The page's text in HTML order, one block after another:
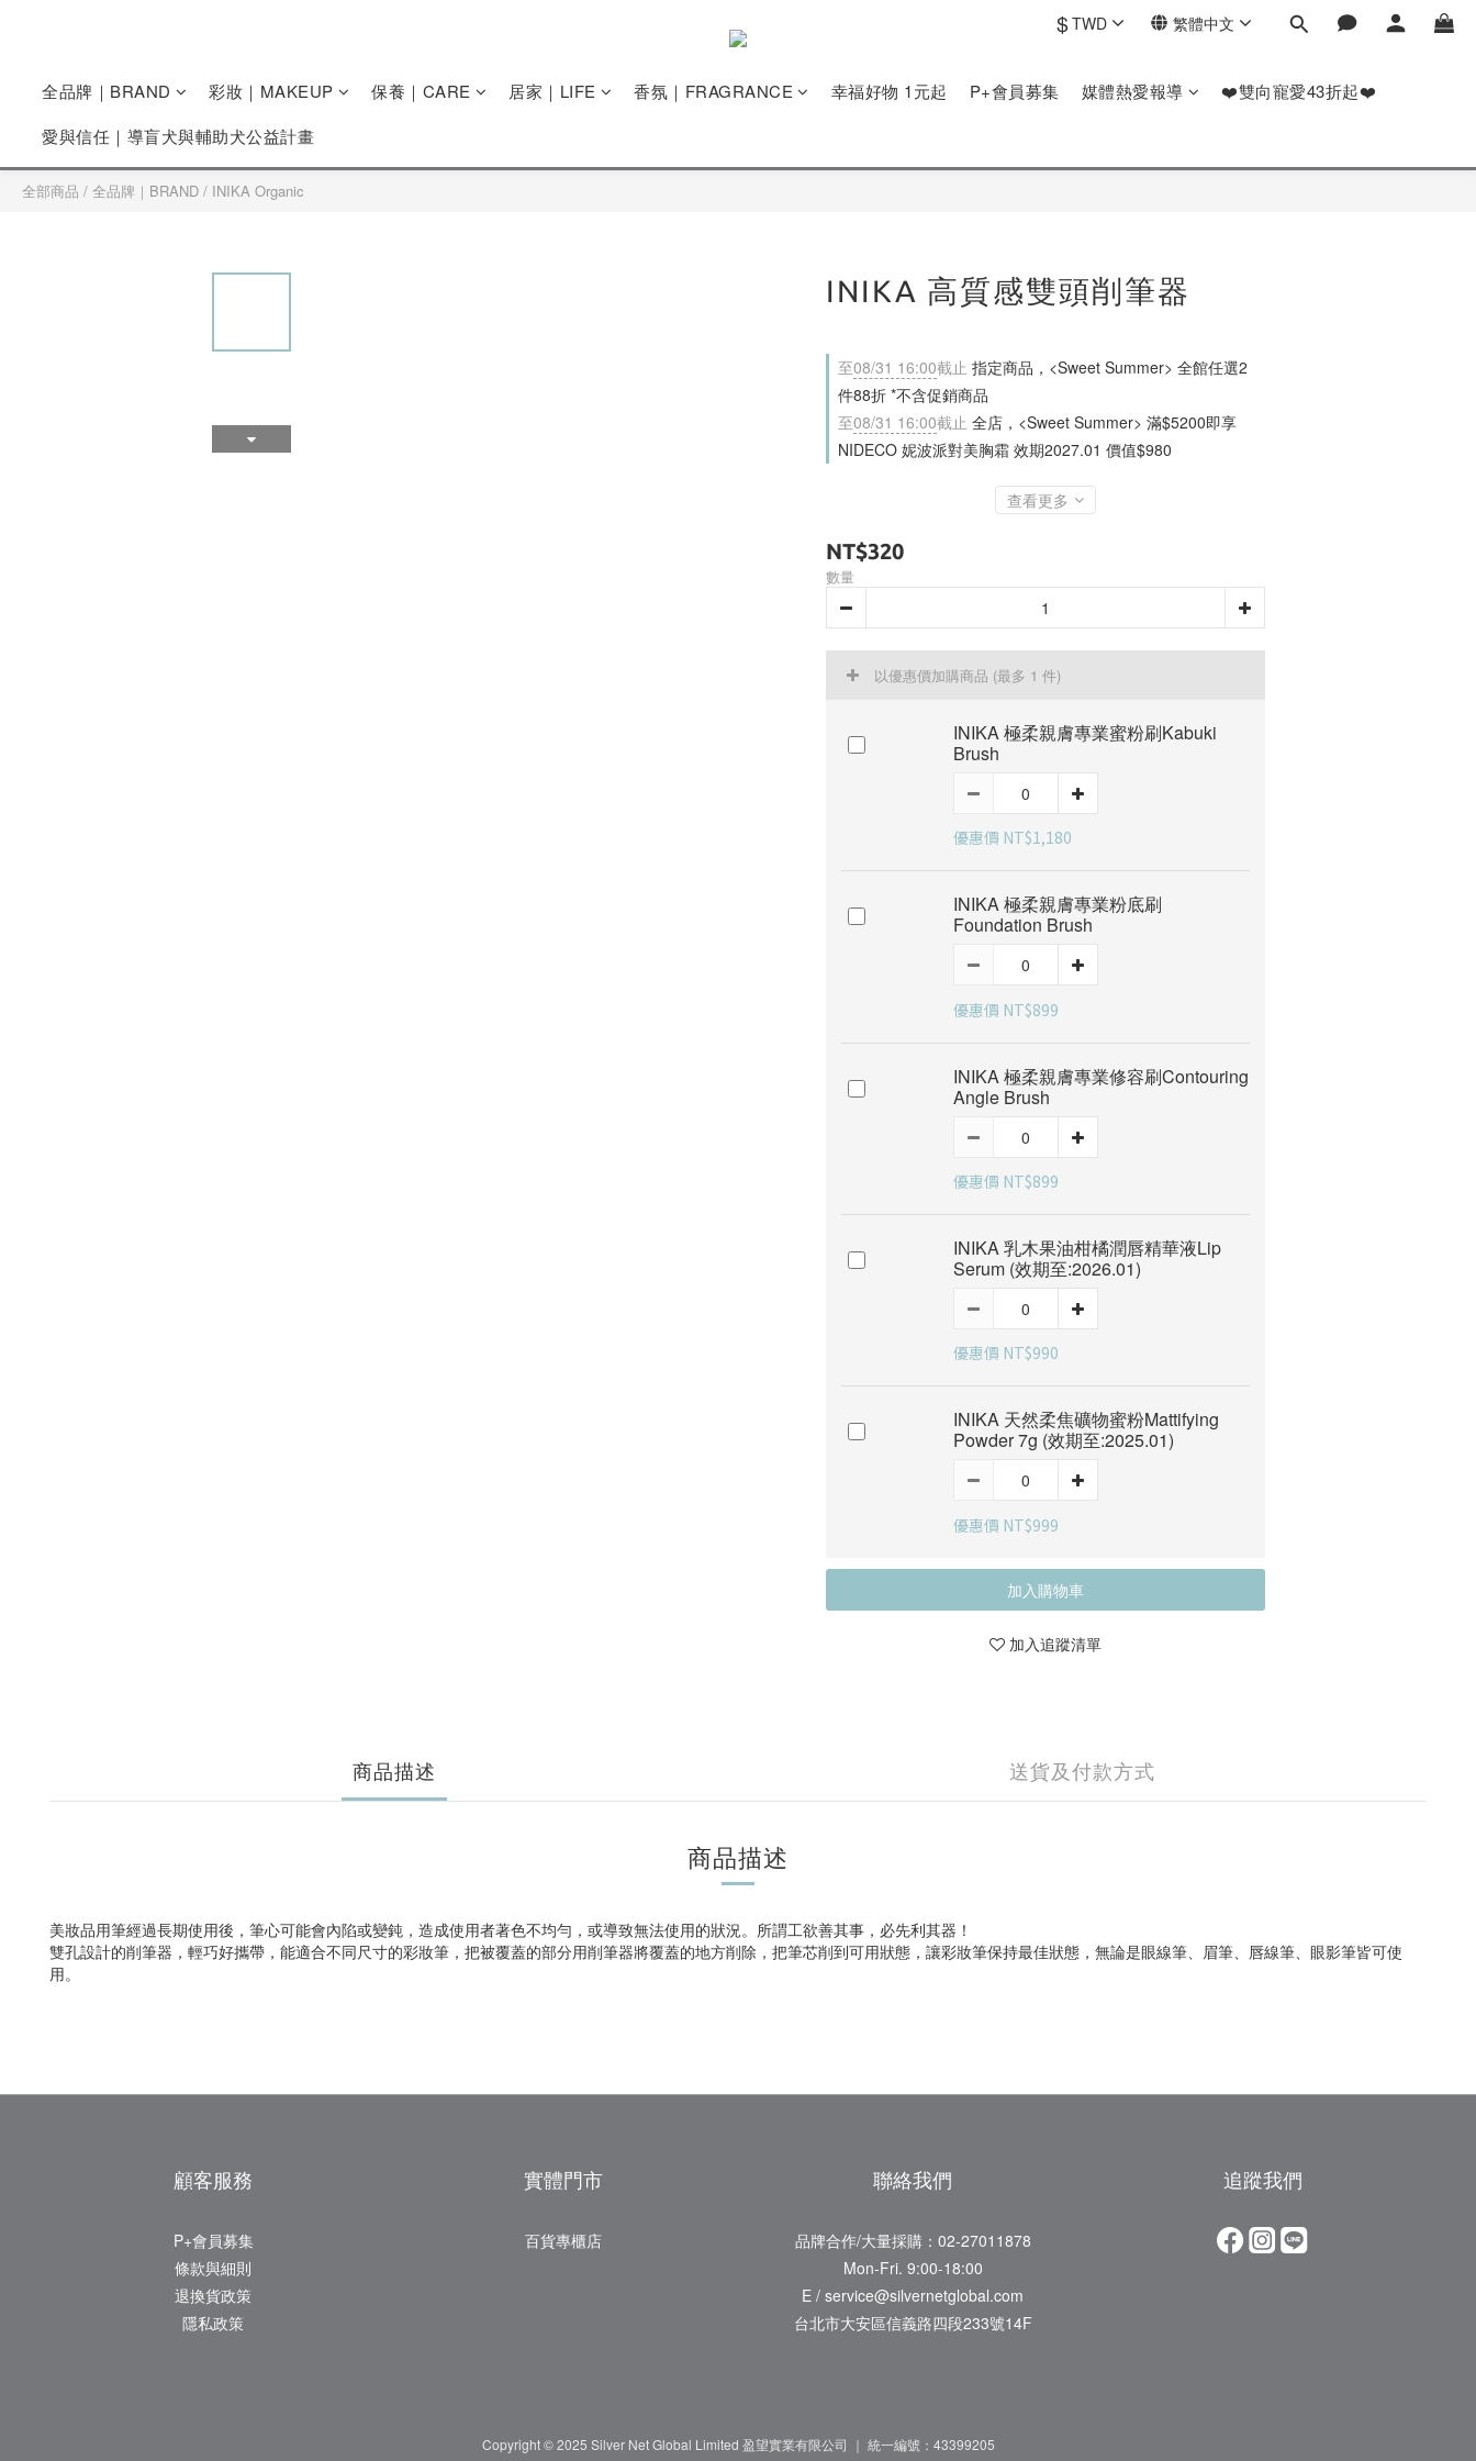
$TWD 繁體中文
全品牌｜BRAND 彩妝｜MAKEUP 保養｜CARE 居家｜LIFE 香氛｜FRAGRANCE 幸福好物 1元起 P+會員募集 媒體熱愛報導
❤️雙向寵愛43折起❤️
愛與信任｜導盲犬與輔助犬公益計畫
全部商品 / 全品牌｜BRAND / INIKA Organic
INIKA 高質感雙頭削筆器
至08/31 16:00截止 指定商品，<Sweet Summer> 全館任選2
件88折 *不含促銷商品
至08/31 16:00截止 全店，<Sweet Summer> 滿$5200即享
NIDECO 妮波派對美胸霜 效期2027.01 價值$980
查看更多
NT$320
數量
以優惠價加購商品 (最多 1 件)
INIKA 極柔親膚專業蜜粉刷Kabuki
Brush
優惠價 NT$1,180
INIKA 極柔親膚專業粉底刷
Foundation Brush
優惠價 NT$899
INIKA 極柔親膚專業修容刷Contouring
Angle Brush
優惠價 NT$899
INIKA 乳木果油柑橘潤唇精華液Lip
Serum (效期至:2026.01)
優惠價 NT$990
INIKA 天然柔焦礦物蜜粉Mattifying
Powder 7g (效期至:2025.01)
優惠價 NT$999
加入購物車
加入追蹤清單
商品描述 送貨及付款方式
商品描述
美妝品用筆經過長期使用後，筆心可能會內陷或變鈍，造成使用者著色不均勻，或導致無法使用的狀況。所謂工欲善其事，必先利其器！
雙孔設計的削筆器，輕巧好攜帶，能適合不同尺寸的彩妝筆，把被覆蓋的部分用削筆器將覆蓋的地方削除，把筆芯削到可用狀態，讓彩妝筆保持最佳狀態，無論是眼線筆、眉筆、唇線筆、眼影筆皆可使
用。
顧客服務
P+會員募集
條款與細則
退換貨政策
隱私政策
實體門市
百貨專櫃店
聯絡我們
品牌合作/大量採購：02-27011878
Mon-Fri. 9:00-18:00
E / service@silvernetglobal.com
台北市大安區信義路四段233號14F
追蹤我們
Copyright © 2025 Silver Net Global Limited 盈望實業有限公司 ｜ 統一編號：43399205